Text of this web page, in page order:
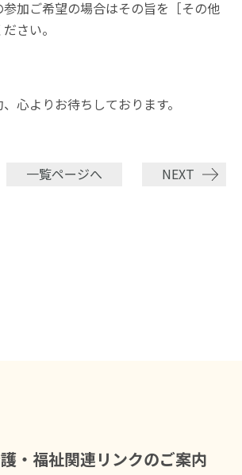
参加ご希望の場合はその旨を［その他
さい。
心よりお待ちしております。
一覧ページへ NEXT
・福祉関連リンクのご案内